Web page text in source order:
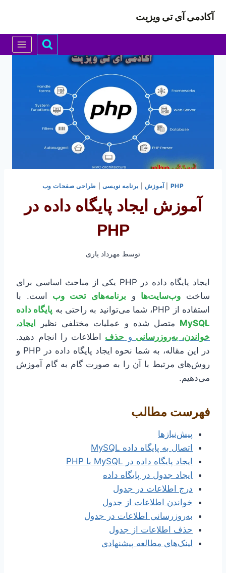
محتوا
آکادمی آی تی ویزیت
PHP آموزش برنامه نویسی طراحی صفحات وب
آموزش ایجاد پایگاه داده در
PHP
توسط مهرداد یاری
ایجاد پایگاه داده در PHP یکی از مباحث اساسی برای
ساخت وب‌سایت‌ها و برنامه‌های تحت وب است. با
استفاده از PHP، شما می‌توانید به راحتی به
پایگاه داده
MySQL متصل شده و عملیات مختلفی نظیر
ایجاد،
خواندن، به‌روزرسانی و حذف اطلاعات را انجام دهید.
در این مقاله، به شما نحوه ایجاد پایگاه داده در PHP و
روش‌های مرتبط با آن را به صورت گام به گام آموزش
می‌دهیم.
فهرست مطالب
پیش‌نیازها
اتصال به پایگاه داده MySQL
ایجاد پایگاه داده در MySQL با PHP
ایجاد جدول در پایگاه داده
درج اطلاعات در جدول
خواندن اطلاعات از جدول
به‌روزرسانی اطلاعات در جدول
حذف اطلاعات از جدول
لینک‌های مطالعه پیشنهادی